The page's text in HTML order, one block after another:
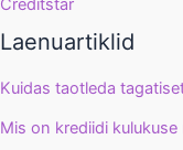
Creditstar
Laenuartiklid
Kuidas taotleda
Mis on krediidi